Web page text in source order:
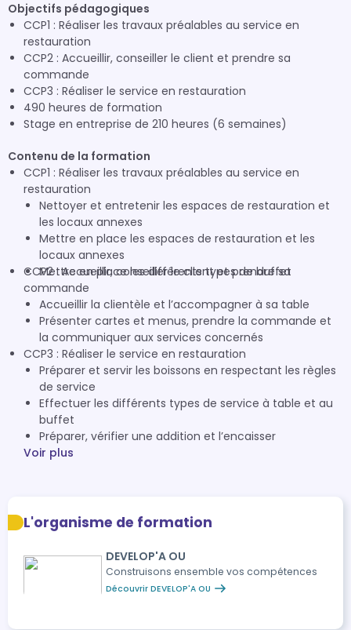
Objectifs pédagogiques
CCP1 : Réaliser les travaux préalables au service en
restauration
CCP2 : Accueillir, conseiller le client et prendre sa
commande
CCP3 : Réaliser le service en restauration
490 heures de formation
Stage en entreprise de 210 heures (6 semaines)
Contenu de la formation
CCP1 : Réaliser les travaux préalables au service en
restauration
Nettoyer et entretenir les espaces de restauration et
les locaux annexes
Mettre en place les espaces de restauration et les
locaux annexes
Mettre en place les différents types de buffet
CCP2 : Accueillir, conseiller le client et prendre sa
commande
Accueillir la clientèle et l’accompagner à sa table
Présenter cartes et menus, prendre la commande et
la communiquer aux services concernés
CCP3 : Réaliser le service en restauration
Préparer et servir les boissons en respectant les règles
de service
Effectuer les différents types de service à table et au
buffet
Préparer, vérifier une addition et l’encaisser
Voir plus
L'organisme de formation
DEVELOP'A OU
Construisons ensemble vos compétences
Découvrir DEVELOP'A OU